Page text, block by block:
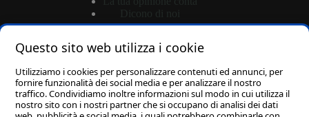
Questo sito web utilizza i cookie
Utilizziamo i cookies per personalizzare contenuti ed annunci, per
fornire funzionalità dei social media e per analizzare il nostro
traffico. Condividiamo inoltre informazioni sul modo in cui utilizza il
nostro sito con i nostri partner che si occupano di analisi dei dati
Login
Password dimenticata?
Carrello